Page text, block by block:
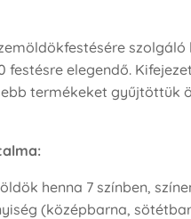
szolgáló
festésre elegendő.
termékeket gyűjtöttük
henna 7 színben,
(középbarna,